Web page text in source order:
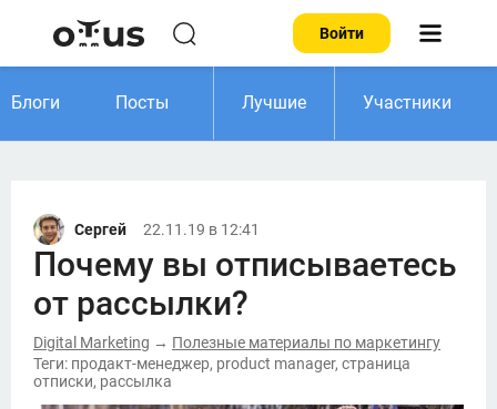
Войти
Блоги Посты Лучшие Участники
Сергей 22.11.19 в 12:41
Почему вы отписываетесь
от рассылки?
Digital Marketing → Полезные материалы по маркетингу
Теги: продакт-менеджер, product manager, страница
отписки, рассылка